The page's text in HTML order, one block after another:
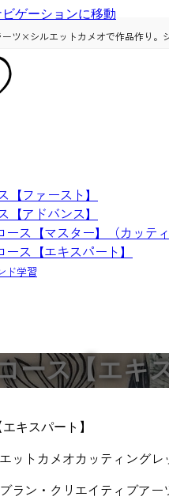
ビゲーションに移動
ツ×シルエットカメオで作品作り。
【ファースト】
【アドバンス】
ス【マスター】（カッティ
ス【エキスパート】
ド学習
ース【エキ
キスパート】
ットカメオカッティング
ラン・クリエイティブアー